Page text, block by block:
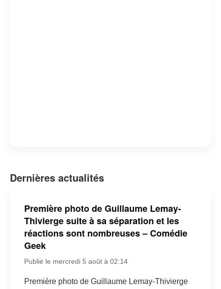
Dernières actualités
Première photo de Guillaume Lemay-
Thivierge suite à sa séparation et les
réactions sont nombreuses – Comédie
Geek
Publié le mercredi 5 août à 02:14
Première photo de Guillaume Lemay-Thivierge